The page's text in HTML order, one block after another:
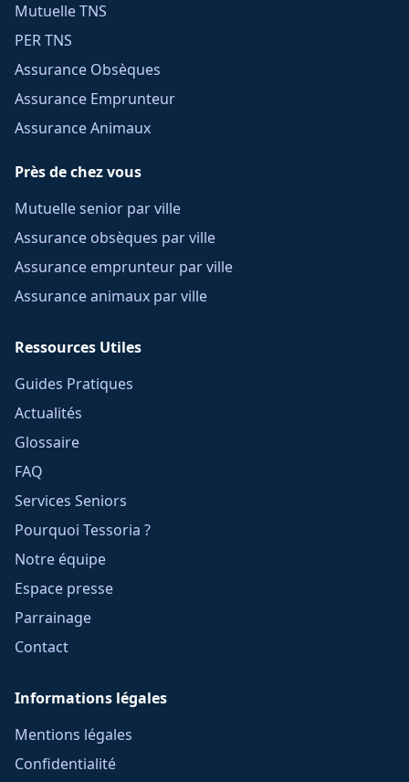
Mutuelle TNS
PER TNS
Assurance Obsèques
Assurance Emprunteur
Assurance Animaux
Près de chez vous
Mutuelle senior par ville
Assurance obsèques par ville
Assurance emprunteur par ville
Assurance animaux par ville
Ressources Utiles
Guides Pratiques
Actualités
Glossaire
FAQ
Services Seniors
Pourquoi Tessoria ?
Notre équipe
Espace presse
Parrainage
Contact
Informations légales
Mentions légales
Confidentialité